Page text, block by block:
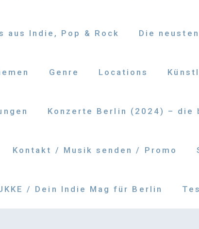
aus Indie, Pop & Rock Die
Genre Locations
Konzerte Berlin (2024) – die
Kontakt / Musik senden / Promo
/ Dein Indie Mag für Berlin